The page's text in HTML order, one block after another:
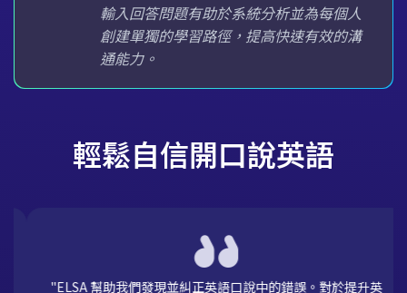
課程以互動遊戲的形式設計，有分數、關
卡和排行榜，讓學習變得有趣，不再枯
燥，從而創造出一個激勵、令人興奮的動
輕鬆自信開口說英語